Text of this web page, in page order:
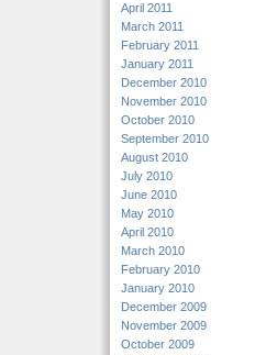
April 2011
March 2011
February 2011
January 2011
December 2010
November 2010
October 2010
September 2010
August 2010
July 2010
June 2010
May 2010
April 2010
March 2010
February 2010
January 2010
December 2009
November 2009
October 2009